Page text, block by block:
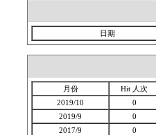
日期
月份
Hit 人次
2019/10
0
2019/9
0
2017/9
0